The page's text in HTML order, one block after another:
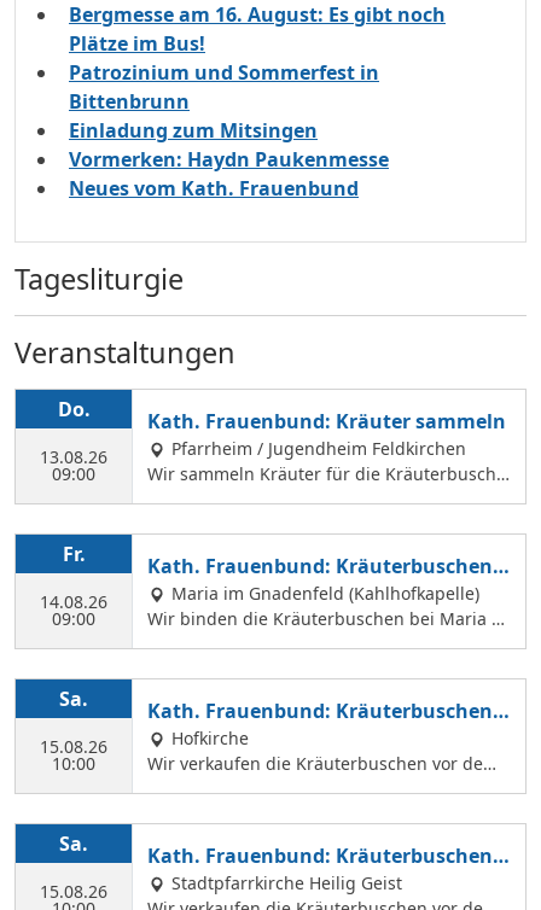
Bergmesse am 16. August: Es gibt noch
Plätze im Bus!
Patrozinium und Sommerfest in
Bittenbrunn
Einladung zum Mitsingen
Vormerken: Haydn Paukenmesse
Neues vom Kath. Frauenbund
Tagesliturgie
Veranstaltungen
Do.
13.08.26
09:00
Kath. Frauenbund: Kräuter sammeln
Pfarrheim / Jugendheim Feldkirchen
Wir sammeln Kräuter für die Kräuterbusche
n, die wir am 14. August binden und an Mar
Margit Ettig am Jugendheim Feldkirchen.
Fr.
14.08.26
09:00
Kath. Frauenbund: Kräuterbuschen b
inden
Maria im Gnadenfeld (Kahlhofkapelle)
Wir binden die Kräuterbuschen bei Maria a
m Kahlhof. Wir brauchen viele Helferinnen z
der Hl. Geist Kirche Kräuterbuschen verkauf
en können.
Sa.
15.08.26
10:00
Kath. Frauenbund: Kräuterbuschen V
erkauf
Hofkirche
Wir verkaufen die Kräuterbuschen vor dem
Festgottesdienst in der Hofkirche.
Sa.
15.08.26
Kath. Frauenbund: Kräuterbuschen V
erkauf
Stadtpfarrkirche Heilig Geist